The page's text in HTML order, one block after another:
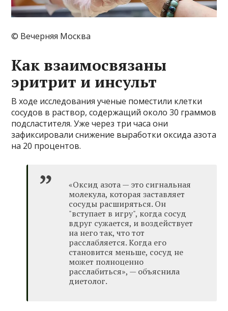
© Вечерняя Москва
Как взаимосвязаны
эритрит и инсульт
В ходе исследования ученые поместили клетки
сосудов в раствор, содержащий около 30 граммов
подсластителя. Уже через три часа они
зафиксировали снижение выработки оксида азота
на 20 процентов.
«Оксид азота — это сигнальная
молекула, которая заставляет
сосуды расширяться. Он
"вступает в игру", когда сосуд
вдруг сужается, и воздействует
на него так, что тот
расслабляется. Когда его
становится меньше, сосуд не
может полноценно
расслабиться», — объяснила
диетолог.